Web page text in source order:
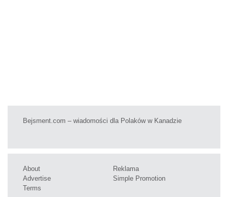
Bejsment.com – wiadomości dla Polaków w Kanadzie
About
Advertise
Terms
Reklama
Simple Promotion